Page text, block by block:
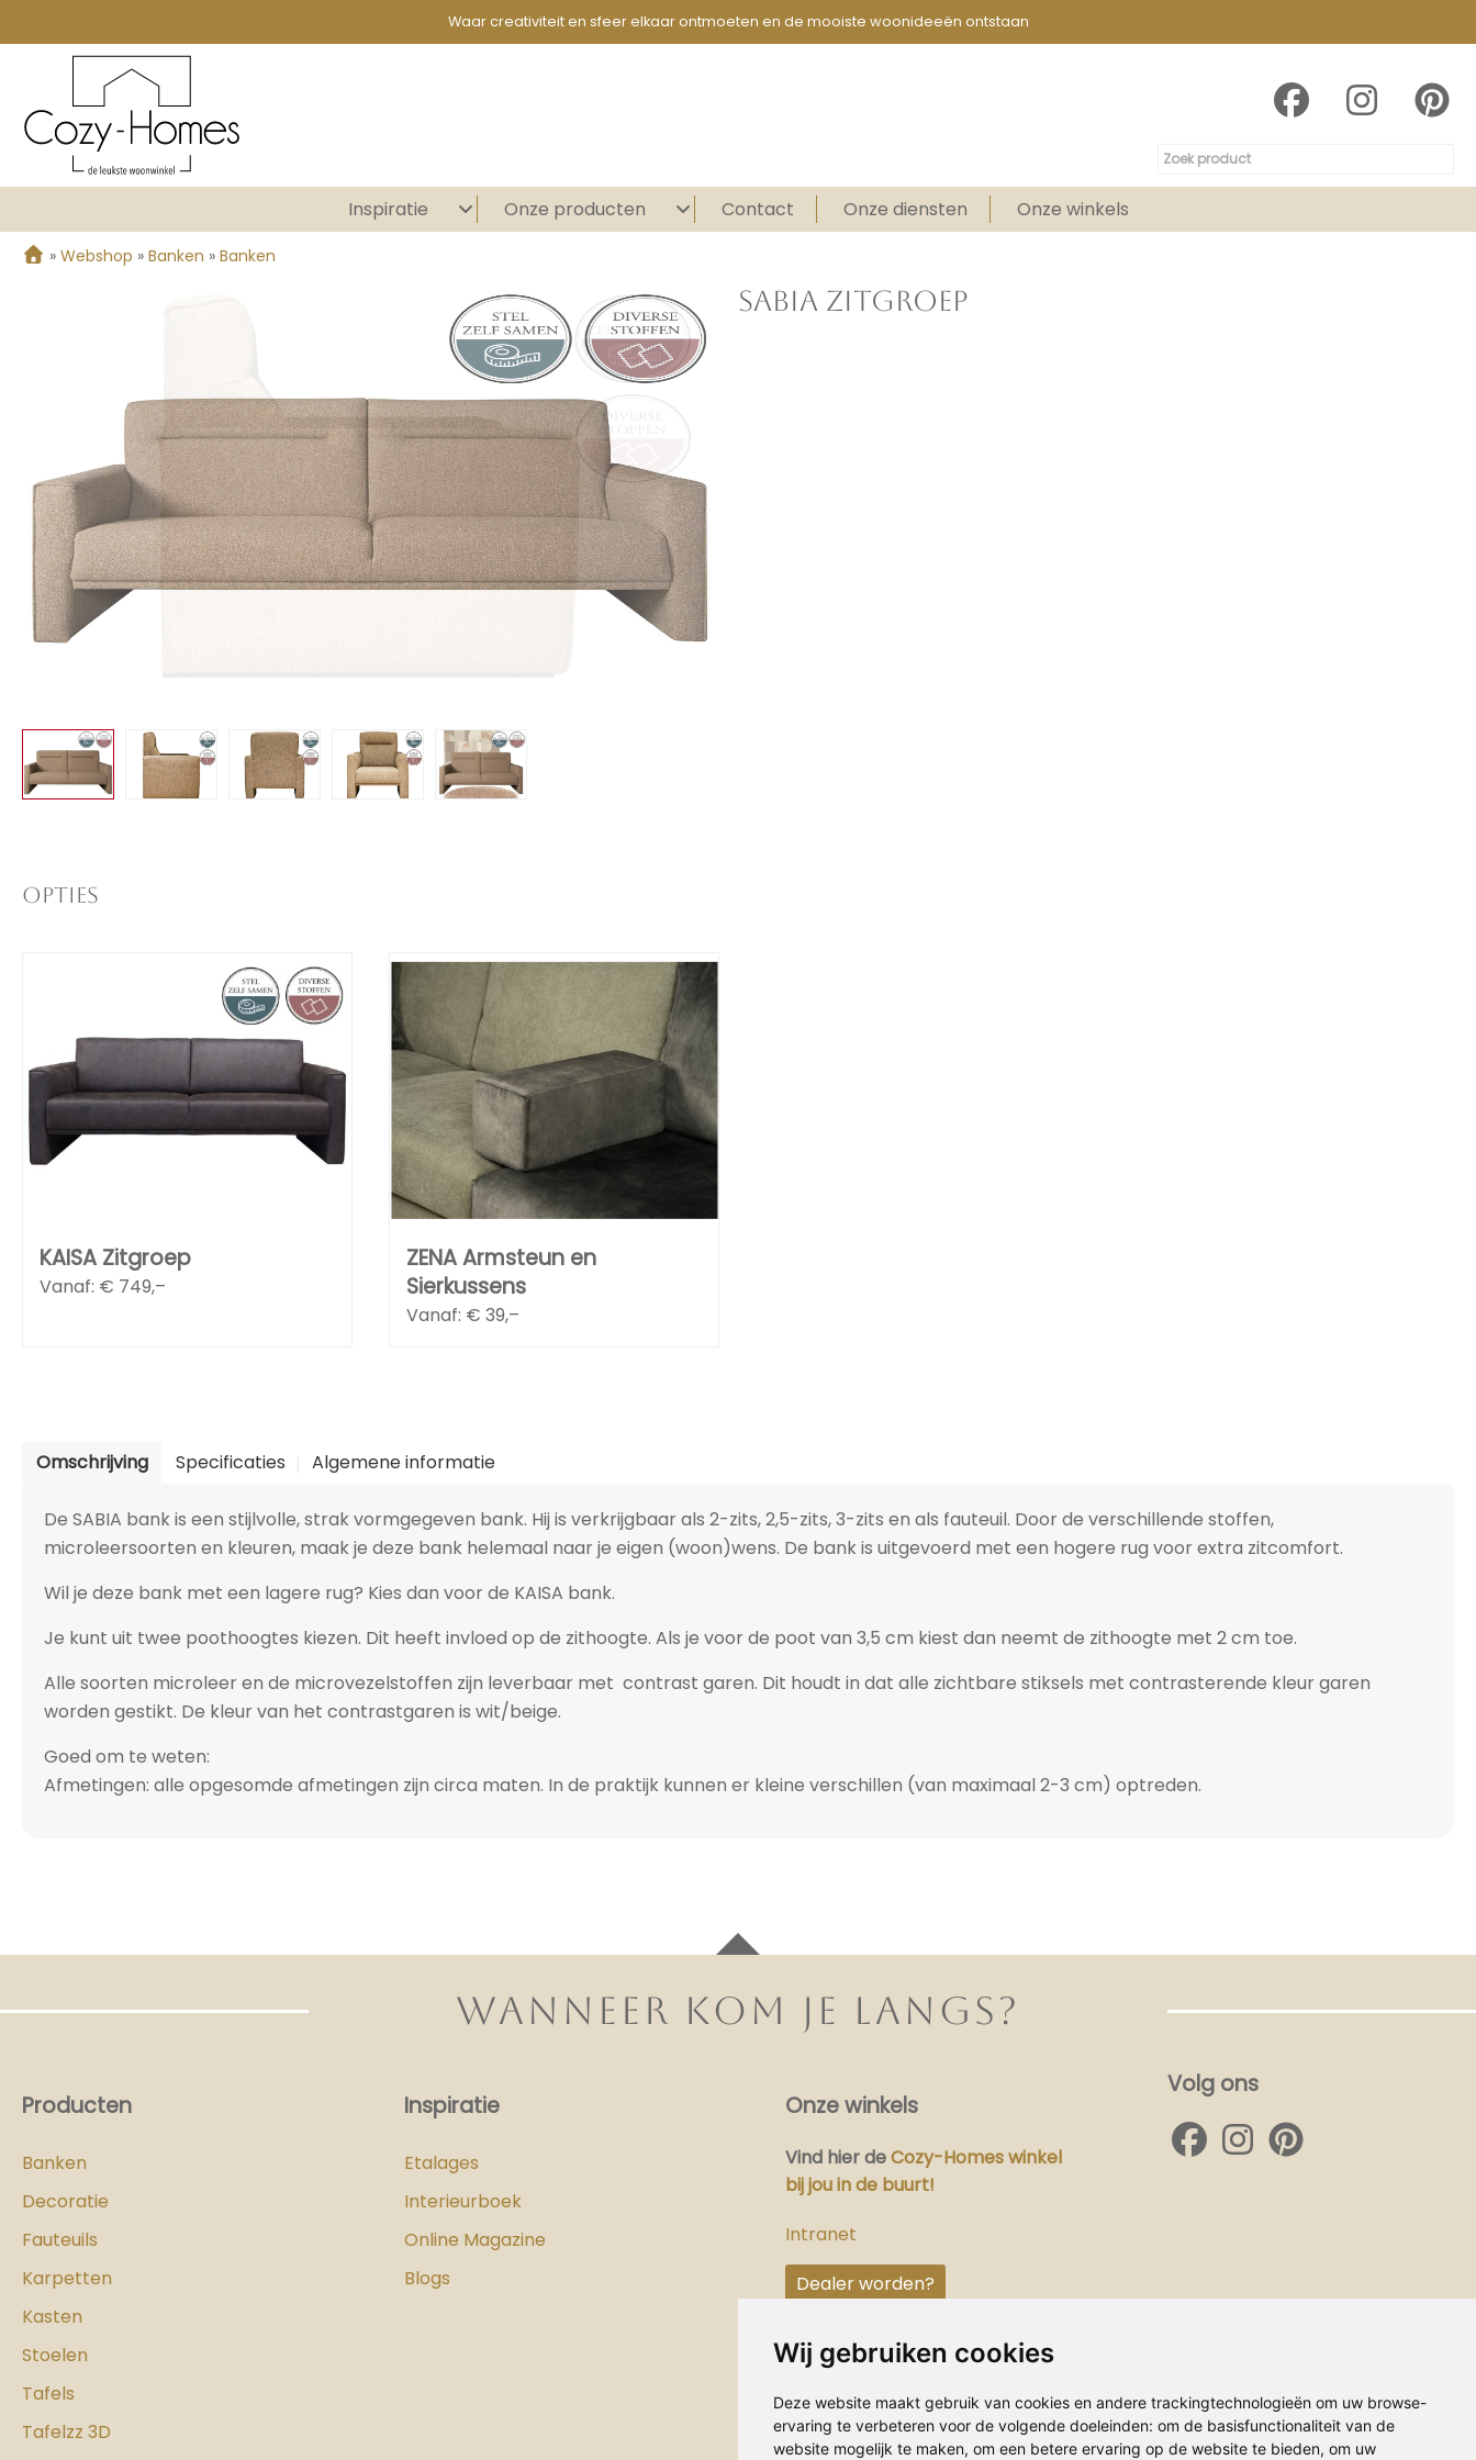
Wij gebruiken cookies
Deze website maakt gebruik van cookies en andere trackingtechnologieën om uw browse-
ervaring te verbeteren voor de volgende doeleinden: om de basisfunctionaliteit van de
website mogelijk te maken, om een betere ervaring op de website te bieden, om uw
Waar creativiteit en sfeer elkaar ontmoeten en de mooiste woonideeën ontstaan
Inspiratie Onze producten Contact Onze diensten Onze winkels
» Webshop » Banken » Banken
SABIA ZITGROEP
Opties
KAISA Zitgroep
Vanaf: € 749,–
ZENA Armsteun en
Sierkussens
Vanaf: €39,–
Omschrijving Specificaties Algemene informatie
De SABIA bank is een stijlvolle, strak vormgegeven bank. Hij is verkrijgbaar als 2-zits, 2,5-zits, 3-zits en als fauteuil. Door de verschillende stoffen,
microleersoorten en kleuren, maak je deze bank helemaal naar je eigen (woon)wens. De bank is uitgevoerd met een hogere rug voor extra zitcomfort.
Wil je deze bank met een lagere rug? Kies dan voor de KAISA bank.
Je kunt uit twee poothoogtes kiezen. Dit heeft invloed op de zithoogte. Als je voor de poot van 3,5 cm kiest dan neemt de zithoogte met 2 cm toe.
Alle soorten microleer en de microvezelstoffen zijn leverbaar met contrast garen. Dit houdt in dat alle zichtbare stiksels met contrasterende kleur garen
worden gestikt. De kleur van het contrastgaren is wit/beige.
Goed om te weten:
Afmetingen: alle opgesomde afmetingen zijn circa maten. In de praktijk kunnen er kleine verschillen (van maximaal 2-3 cm) optreden.
WANNEER KOM JE LANGS?
Producten
Banken
Decoratie
Fauteuils
Karpetten
Kasten
Stoelen
Tafels
Tafelzz 3D
Inspiratie
Etalages
Interieurboek
Online Magazine
Blogs
Onze winkels
Vind hierdeCozy-Homes winkel
bij jou in de buurt!
Intranet
Dealer worden?
Volg ons